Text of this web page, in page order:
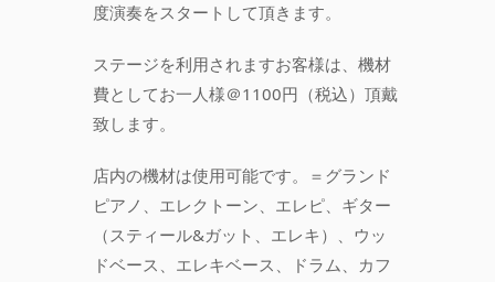
度演奏をスタートして頂きます。
ステージを利用されますお客様は、機材
費としてお一人様＠1100円（税込）頂戴
致します。
店内の機材は使用可能です。＝グランド
ピアノ、エレクトーン、エレピ、ギター
（スティール&ガット、エレキ）、ウッ
ドベース、エレキベース、ドラム、カフ